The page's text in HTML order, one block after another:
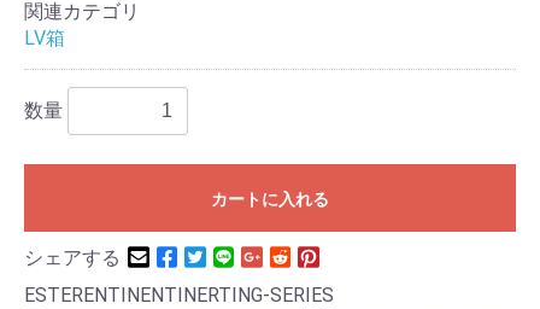
関連カテゴリ
LV箱
数量
カートに入れる
シェアする
ESTERENTINENTINERTING-SERIES